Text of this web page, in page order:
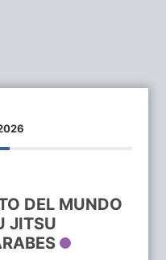
DEL MUNDO
JITSU